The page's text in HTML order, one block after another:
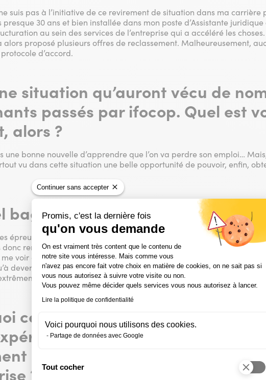
Continuer sans accepter
Promis, c'est la dernière fois
qu'on vous demande
Plateforme de Gestion du
On est vraiment très content que le contenu de
notre site vous intéresse. Mais comme vous
n'avez pas encore fait votre choix en matière de cookies, on ne sait pas si
vous nous autorisez à suivre votre visite ou non.
Vous pouvez même décider quels services vous nous autorisez à lancer.
Lire la politique de confidentialité
Voici pourquoi nous utilisons des cookies.
Partage de données avec Google
Tout cocher
suis pas à l’initiative de ce revirement de situation dans ma carrière
30 ans et bien installée dans mon poste d’Assistante juridique
au sein des services de l’entreprise qui a accéléré les
alors proposé plusieurs offres de reclassement. Malheureusement,
d’accord.
situation qu’auront vécu de
passés par ifocop. Quel est
alors ?
une bonne nouvelle d’apprendre que l’on va perdre son emploi…
vu dans cette situation une belle opportunité de pouvoir, enfin,
bagage d’études disposiez-vous ?
épreuves du Baccalauréat. Mais, faute de notes suffisamment
donc rentrée sur le marché du travail très jeune, à 18 ans. J’ai eu la
voir confier des missions administratives. Cela m’a plu. Avec les
devenir Assistante juridique et travailler en lien direct avec des
formateur.
ce choix de vous former, à 50
professionnelle avérée
pu suffire pour intégrer une
?